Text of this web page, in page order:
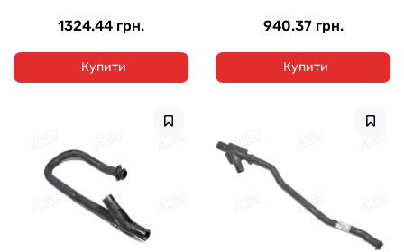
1324.44 грн.
Купити
940.37 грн.
Купити